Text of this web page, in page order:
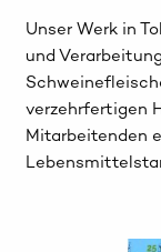
Unser Werk in
und
verzehrfertigen
Mitarbeitenden